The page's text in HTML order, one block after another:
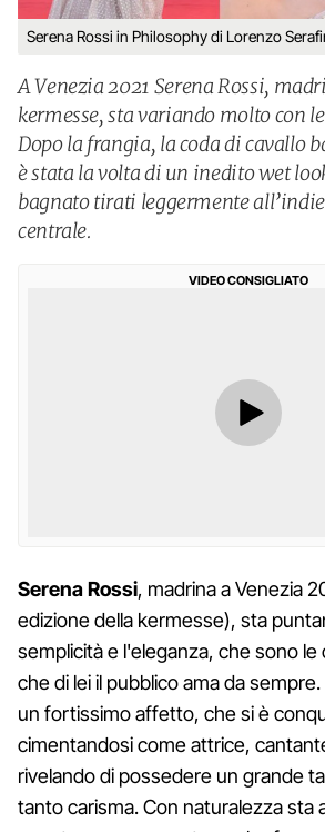
Serena Rossi in Philosophy di Lorenzo
A Venezia 2021 Serena Rossi,
kermesse, sta variando molto con
Dopo la frangia, la coda di cavallo
è stata la volta di un inedito wet
bagnato tirati leggermente
centrale.
VIDEO CONSIGLIATO
Serena Rossi, madrina a Venezia
edizione della kermesse), sta
semplicità e l'eleganza, che sono
che di lei il pubblico ama da
un fortissimo affetto, che si è
cimentandosi come attrice,
rivelando di possedere un grande
tanto carisma. Con naturalezza sta